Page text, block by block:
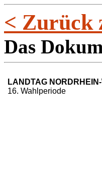
< Zurück
Das
LANDTAG
16. Wahlperiode